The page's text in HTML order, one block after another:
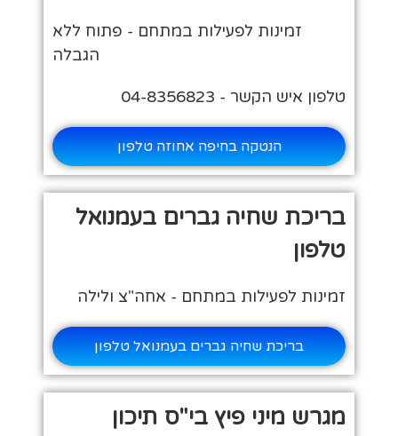
זמינות לפעילות במתחם - פתוח ללא
הגבלה
טלפון איש הקשר - 04-8356823
הנטקה בחיפה אחוזה טלפון
בריכת שחיה גברים בעמנואל
טלפון
זמינות לפעילות במתחם - אחה"צ ולילה
בריכת שחיה גברים בעמנואל טלפון
מגרש מיני פיץ בי"ס תיכון